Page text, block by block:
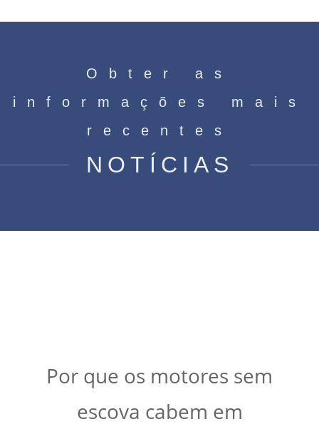
Obter as
informações mais
recentes
NOTÍCIAS
Por que os motores sem
escova cabem em